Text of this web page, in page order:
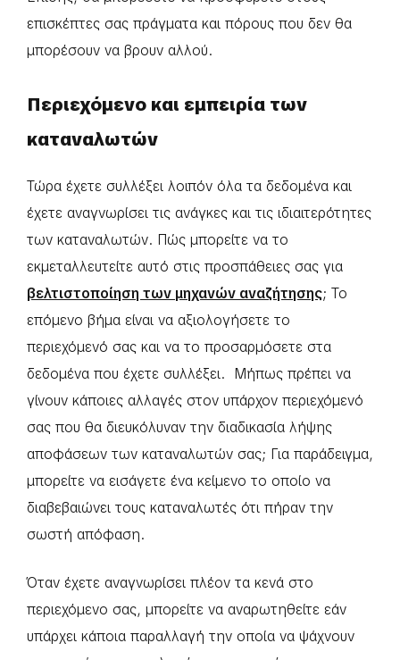
επισκέπτες σας πράγματα και πόρους που δεν θα
μπορέσουν να βρουν αλλού.
Περιεχόμενο και εμπειρία των
καταναλωτών
Τώρα έχετε συλλέξει λοιπόν όλα τα δεδομένα και
έχετε αναγνωρίσει τις ανάγκες και τις ιδιαιτερότητες
των καταναλωτών. Πώς μπορείτε να το
εκμεταλλευτείτε αυτό στις προσπάθειες σας για
βελτιστοποίηση των μηχανών αναζήτησης; Το
επόμενο βήμα είναι να αξιολογήσετε το
περιεχόμενό σας και να το προσαρμόσετε στα
δεδομένα που έχετε συλλέξει. Μήπως πρέπει να
γίνουν κάποιες αλλαγές στον υπάρχον περιεχόμενό
σας που θα διευκόλυναν την διαδικασία λήψης
αποφάσεων των καταναλωτών σας; Για παράδειγμα,
μπορείτε να εισάγετε ένα κείμενο το οποίο να
διαβεβαιώνει τους καταναλωτές ότι πήραν την
σωστή απόφαση.
Όταν έχετε αναγνωρίσει πλέον τα κενά στο
περιεχόμενο σας, μπορείτε να αναρωτηθείτε εάν
υπάρχει κάποια παραλλαγή την οποία να ψάχνουν